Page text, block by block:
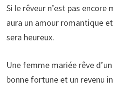
Si le rêveur n’est pas encore
aura un amour romantique
sera heureux.
Une femme mariée rêve
bonne fortune et un revenu